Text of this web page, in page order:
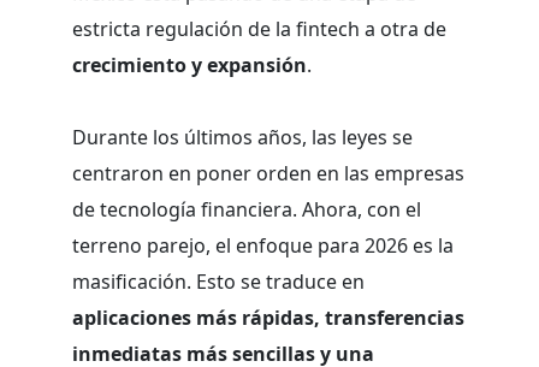
estricta regulación de la fintech a otra de
crecimiento y expansión.
Durante los últimos años, las leyes se
centraron en poner orden en las empresas
de tecnología financiera. Ahora, con el
terreno parejo, el enfoque para 2026 es la
masificación. Esto se traduce en
aplicaciones más rápidas, transferencias
inmediatas más sencillas y una